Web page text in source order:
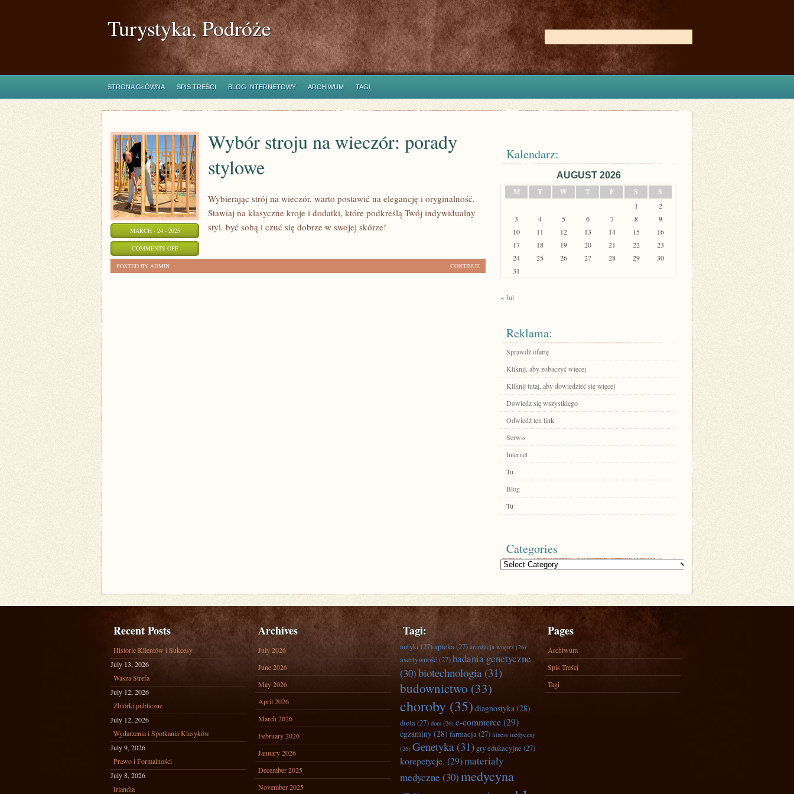
Turystyka, Podróże
STRONA GŁÓWNA SPIS TREŚCI BLOG INTERNETOWY ARCHIWUM TAGI
MARCH - 24 - 2025
COMMENTS OFFON
Wybór stroju na wieczór: porady
stylowe
Wybierając strój na wieczór, warto postawić na elegancję i oryginalność.
Stawiaj na klasyczne kroje i dodatki, które podkreślą Twój indywidualny
styl. być sobą i czuć się dobrze w swojej skórze!
CONTINUE
POSTED BY ADMIN
Kalendarz:
AUGUST 2026
M
T W T F S S
1
2
3
4 5 6 7 8
9
10
11 12 13 14 15
16
17
18 19 20 21 22
23
24
25 26 27 28 29
30
31
« Jul
Reklama:
Sprawdź ofertę
Kliknij, aby zobaczyć więcej
Kliknij tutaj, aby dowiedzieć się więcej
Dowiedz się wszystkiego
Odwiedź ten link
Serwis
Internet
Tu
Blog
Tu
Categories
Categories
Recent Posts
Historie Klientów i Sukcesy
July 13, 2026
Wasza Strefa
July 12, 2026
Zbiórki publiczne
July 12, 2026
Wydarzenia i Spotkania Klasyków
July 9, 2026
Prawo i Formalności
July 8, 2026
Irlandia
Archives
July 2026
June 2026
May 2026
April 2026
March 2026
February 2026
January 2026
December 2025
November 2025
Tagi:
antyki(27)apteka(27) aranżacja wnętrz (26)
asertywność (27)badania genetyczne
(30)biotechnologia(31)
budownictwo (33)
choroby (35) diagnostyka(28)
dieta(27) dom (26) e-commerce(29)
egzaminy(28) farmacja(27) fitness medyczny
(26) Genetyka(31) gry edukacyjne (27)
korepetycje. (29)materiały
medyczne (30)medycyna
Pages
Archiwum
Spis Treści
Tagi